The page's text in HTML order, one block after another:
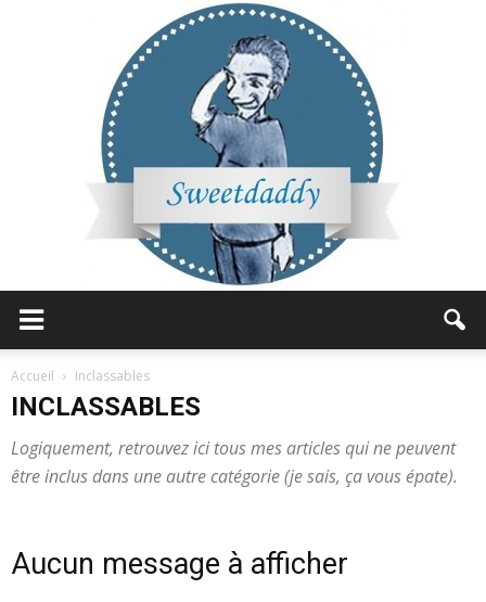
Accueil Inclassables
INCLASSABLES
Logiquement, retrouvez ici tous mes articles qui ne peuvent
être inclus dans une autre catégorie (je sais, ça vous épate).
Aucun message à afficher